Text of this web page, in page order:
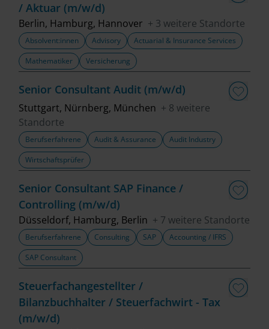
Top Trends
Job finden
Filter löschen
/ Aktuar (m/w/d)
Berlin, Hamburg, Hannover + 3 weitere Standorte
Absolvent:innen Advisory
Actuarial & Insurance Services
Mathematiker
Versicherung
Senior Consultant Audit (m/w/d)
Stuttgart, Nürnberg, München + 8 weitere
Standorte
Berufserfahrene Audit & Assurance
Audit Industry
Wirtschaftsprüfer
Senior Consultant SAP Finance /
Controlling (m/w/d)
Düsseldorf, Hamburg, Berlin + 7 weitere Standorte
Berufserfahrene Consulting SAP
Accounting / IFRS
SAP Consultant
Steuerfachangestellter /
Bilanzbuchhalter / Steuerfachwirt - Tax
(m/w/d)